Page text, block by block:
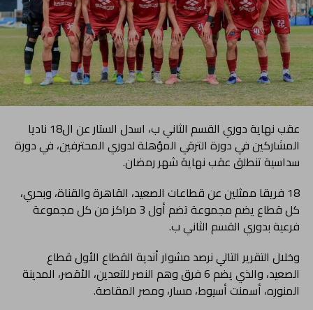
عقب نهاية دوري القسم الثاني ب، اسدل الستار عن ال18 ناديا
المشاركين في دورة الترقي المؤهلة لدوري المحترفين، في دورة
سداسية تنطلق عقب نهاية شهر رمضان.
18 فريقا ممثلين عن قطاعات الصعيد، القاهرة والقناة، وبحري،
كل قطاع يضم مجموعة تضم أول 3 مراكز من كل مجموعة
فرعية بدوري القسم الثاني ب.
وخلال التقرير التالي نرصد مشوار أندية القطاع الأول قطاع
الصعيد، والذي يضم 6 فرق وهم النصر للتعدين، الأقصر، المدينة
المنوره، أسمنت أسيوط، مسار، ومصر المقاصة.